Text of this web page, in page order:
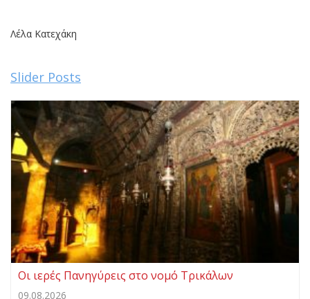
Λέλα Κατεχάκη
Slider Posts
Οι ιερές Πανηγύρεις στο νομό Τρικάλων
09.08.2026